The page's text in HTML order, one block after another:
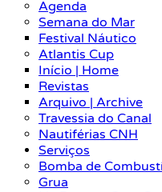
Agenda
Semana do Mar
Festival Náutico
Atlantis Cup
Início | Home
Revistas
Arquivo | Archive
Travessia do Canal
Nautiférias CNH
Serviços
Bomba de
Grua